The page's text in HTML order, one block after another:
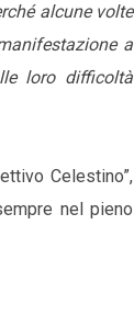
alcune volte
a
loro difficoltà
Celestino”,
nel pieno